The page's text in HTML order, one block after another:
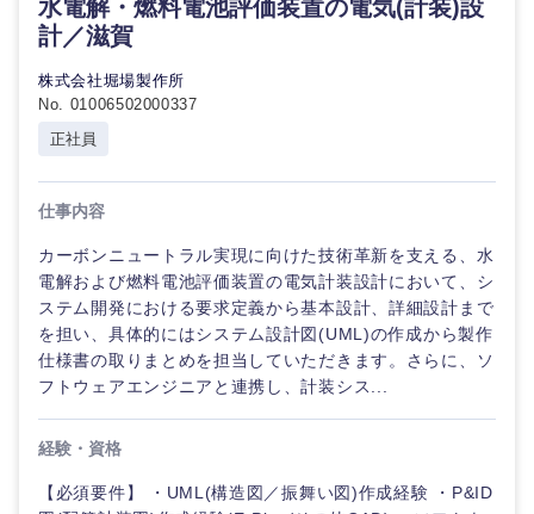
水電解・燃料電池評価装置の電気(計装)設
計／滋賀
株式会社堀場製作所
No. 01006502000337
正社員
仕事内容
カーボンニュートラル実現に向けた技術革新を支える、水
電解および燃料電池評価装置の電気計装設計において、シ
ステム開発における要求定義から基本設計、詳細設計まで
を担い、具体的にはシステム設計図(UML)の作成から製作
仕様書の取りまとめを担当していただきます。さらに、ソ
フトウェアエンジニアと連携し、計装シス...
経験・資格
【必須要件】 ・UML(構造図／振舞い図)作成経験 ・P&ID